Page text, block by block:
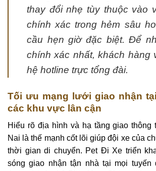
thay đổi nhẹ tùy thuộc vào
chính xác trong hẻm sâu
cầu hẹn giờ đặc biệt. Để
chính xác nhất, khách hàng
hệ hotline trực tổng đài.
Tối ưu mạng lưới giao nhận
các khu vực lân cận
Hiểu rõ địa hình và hạ tầng giao
Nai là thế mạnh cốt lõi giúp đội xe của
thời gian di chuyển. Pet Đi Xe triển
sóng giao nhận tận nhà tại mọi tuyến